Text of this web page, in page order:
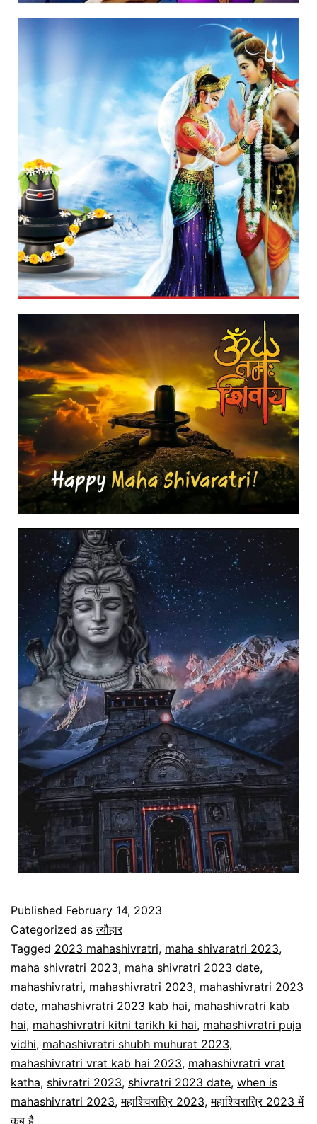
Published February 14, 2023
Categorized asत्यौहार
Tagged 2023 mahashivratri, maha shivaratri 2023,
maha shivratri 2023, maha shivratri 2023 date,
mahashivratri, mahashivratri 2023, mahashivratri 2023
date, mahashivratri 2023 kab hai, mahashivratri kab
hai, mahashivratri kitni tarikh ki hai, mahashivratri puja
vidhi, mahashivratri shubh muhurat 2023,
mahashivratri vrat kab hai 2023, mahashivratri vrat
katha, shivratri 2023, shivratri 2023 date, when is
mahashivratri 2023,महाशिवरात्रि 2023,महाशिवरात्रि 2023 में
कब है